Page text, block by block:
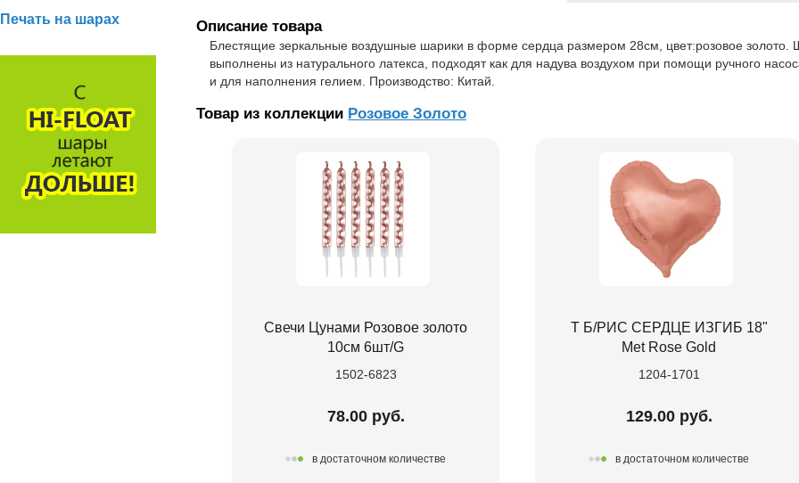
Печать на шарах Описание товара
Блестящие зеркальные воздушные шарики в форме сердца размером 28см, цвет:розовое золото.
выполнены из натурального латекса, подходят как для надува воздухом при помощи ручного
и для наполнения гелием. Производство: Китай.
Товар из коллекции Розовое Золото
Свечи Цунами Розовое золото
10см 6шт/G
1502-6823
78.00 руб.
в достаточном количестве
Т Б/РИС СЕРДЦЕ ИЗГИБ 18"
Met Rose Gold
1204-1701
129.00 руб.
в достаточном количестве